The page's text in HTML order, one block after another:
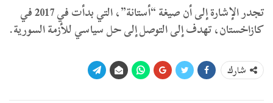
تجدر الإشارة إلى أن صيغة “أستانة”، التي بدأت في 2017 في
كازاخستان، تهدف إلى التوصل إلى حل سياسي للأزمة السورية.
شارك